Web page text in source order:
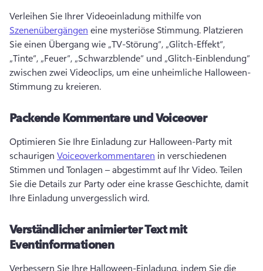
Verleihen Sie Ihrer Videoeinladung mithilfe von
Szenenübergängen eine mysteriöse Stimmung. Platzieren
Sie einen Übergang wie „TV-Störung“, „Glitch-Effekt“,
„Tinte“, „Feuer“, „Schwarzblende“ und „Glitch-Einblendung“
zwischen zwei Videoclips, um eine unheimliche Halloween-
Stimmung zu kreieren.
Packende Kommentare und Voiceover
Optimieren Sie Ihre Einladung zur Halloween-Party mit
schaurigen Voiceoverkommentaren in verschiedenen
Stimmen und Tonlagen – abgestimmt auf Ihr Video. Teilen
Sie die Details zur Party oder eine krasse Geschichte, damit
Ihre Einladung unvergesslich wird.
Verständlicher animierter Text mit
Eventinformationen
Verbessern Sie Ihre Halloween-Einladung, indem Sie die